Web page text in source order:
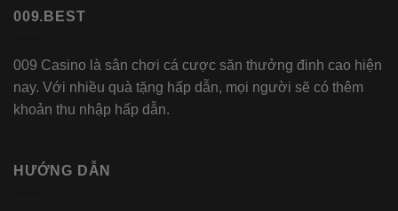
009.BEST
009 Casino là sân chơi cá cược săn thưởng đinh cao hiện
nay. Với nhiều quà tặng hấp dẫn, mọi người sẽ có thêm
khoản thu nhập hấp dẫn.
HƯỚNG DẪN